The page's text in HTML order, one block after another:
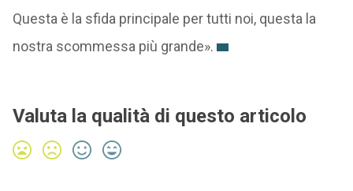
Questa è la sfida principale per tutti noi, questa la
nostra scommessa più grande».
Valuta la qualità di questo articolo